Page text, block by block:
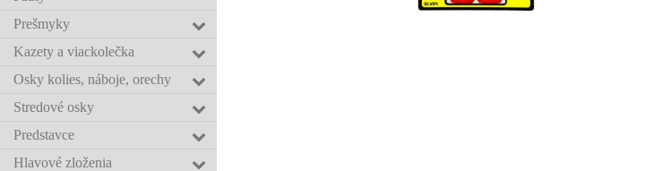
Prešmyky
Kazety a viackolečka
Osky kolies, náboje, orechy
Stredové osky
Predstavce
Hlavové zloženia